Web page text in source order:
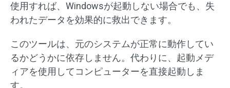
使用すれば、Windowsが起動しない場合でも、失
われたデータを効果的に救出できます。
このツールは、元のシステムが正常に動作してい
るかどうかに依存しません。代わりに、起動メデ
ィアを使用してコンピューターを直接起動しま
す。